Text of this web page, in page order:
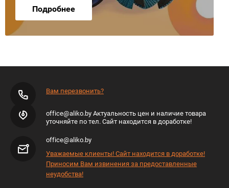
Подробнее
Вам перезвонить?
office@aliko.by Актуальность цен и наличие товара
уточняйте по тел. Сайт находится в доработке!
office@aliko.by
Уважаемые клиенты! Сайт находится в доработке!
Приносим Вам извинения за предоставленные
неудобства!